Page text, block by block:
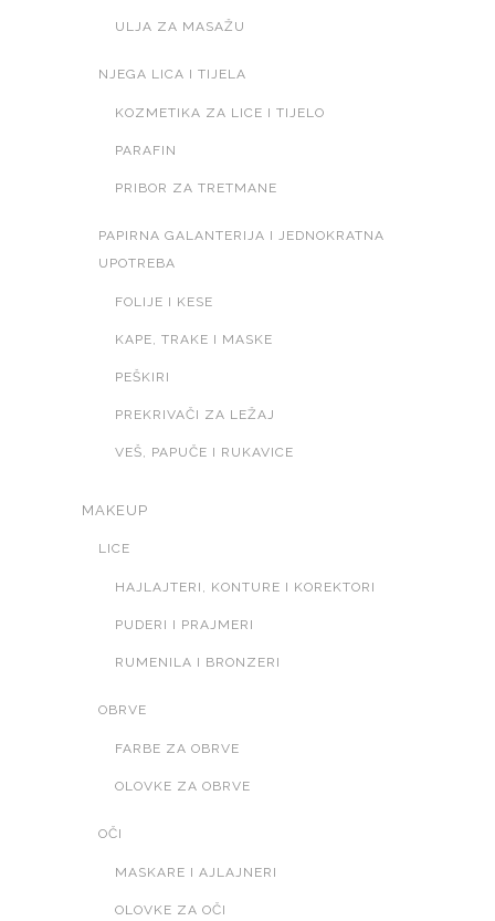
ULJA ZA MASAŽU
NJEGA LICA I TIJELA
KOZMETIKA ZA LICE I TIJELO
PARAFIN
PRIBOR ZA TRETMANE
PAPIRNA GALANTERIJA I JEDNOKRATNA
UPOTREBA
FOLIJE I KESE
KAPE, TRAKE I MASKE
PEŠKIRI
PREKRIVAČI ZA LEŽAJ
VEŠ, PAPUČE I RUKAVICE
MAKEUP
LICE
HAJLAJTERI, KONTURE I KOREKTORI
PUDERI I PRAJMERI
RUMENILA I BRONZERI
OBRVE
FARBE ZA OBRVE
OLOVKE ZA OBRVE
OČI
MASKARE I AJLAJNERI
OLOVKE ZA OČI